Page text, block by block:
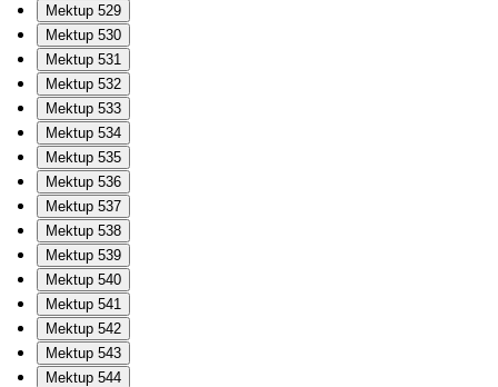
Mektup 529
Mektup 530
Mektup 531
Mektup 532
Mektup 533
Mektup 534
Mektup 535
Mektup 536
Mektup 537
Mektup 538
Mektup 539
Mektup 540
Mektup 541
Mektup 542
Mektup 543
Mektup 544